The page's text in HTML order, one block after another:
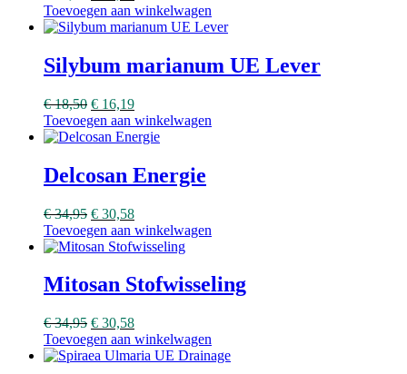
Toevoegen aan winkelwagen
Silybum marianum UE Lever
€18,50 € 16,19
Toevoegen aan winkelwagen
Delcosan Energie
€34,95 € 30,58
Toevoegen aan winkelwagen
Mitosan Stofwisseling
€34,95 € 30,58
Toevoegen aan winkelwagen